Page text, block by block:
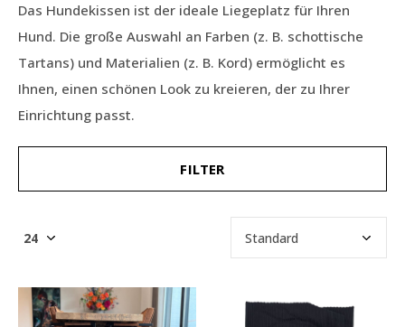
Das Hundekissen ist der ideale Liegeplatz für Ihren
Hund. Die große Auswahl an Farben (z. B. schottische
Tartans) und Materialien (z. B. Kord) ermöglicht es
Ihnen, einen schönen Look zu kreieren, der zu Ihrer
Einrichtung passt.
FILTER